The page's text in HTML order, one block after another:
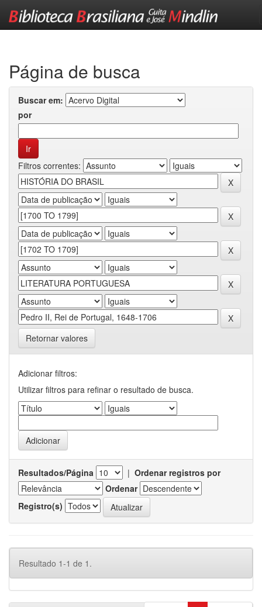
Página de busca
Buscar em:
por
Filtros correntes:
Retornar valores
Adicionar filtros:
Utilizar filtros para refinar o resultado de busca.
Resultados/Página | Ordenar registros por
Ordenar
Registro(s)
Resultado 1-1 de 1.